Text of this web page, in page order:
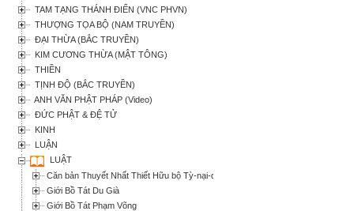
TAM TẠNG THÁNH ĐIỂN (VNC PHVN)
THƯỢNG TỌA BỘ (NAM TRUYỀN)
ĐẠI THỪA (BẮC TRUYỀN)
KIM CƯƠNG THỪA (MẬT TÔNG)
THIỀN
TỊNH ĐỘ (BẮC TRUYỀN)
ANH VĂN PHẬT PHÁP (Video)
ĐỨC PHẬT & ĐỆ TỬ
KINH
LUẬN
LUẬT
Căn bản Thuyết Nhất Thiết Hữu bộ Tỳ-nại-da (Tát Bà Đa bộ - Mula-
Giới Bồ Tát Du Già
Giới Bồ Tát Phạm Võng